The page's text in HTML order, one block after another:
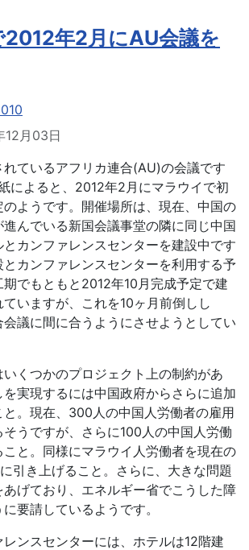
年2月にAU会議を
12月03日
ているアフリカ連合(AU)の会議です
によると、2012年2月にマラウイで初
ようです。開催場所は、現在、中国の
んでいる新国会議事堂の隣に同じ中国
カンファレンスセンターを建設中です
カンファレンスセンターを利用する予
でもともと2012年10月完成予定で建
いますが、これを10ヶ月前倒しし
議に間に合うようにさせようとしてい
くつかのプロジェクト上の制約があ
を実現するには中国政府からさらに追加
。現在、300人の中国人労働者の雇用
うですが、さらに100人の中国人労働
と。同様にマラウイ人労働者を現在の
引き上げること。さらに、大きな問題
あげており、エネルギー省でこうした障
要請しているようです。
ンスセンターには、ホテルは12階建